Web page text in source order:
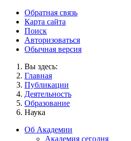
Обратная связь
Карта сайта
Поиск
Авторизоваться
Обычная версия
Вы здесь:
Главная
Публикации
Деятельность
Образование
Наука
Об Академии
Академия сегодня